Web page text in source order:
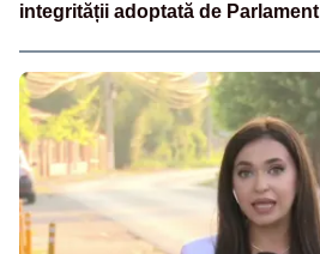
integrității adoptată de Parlament